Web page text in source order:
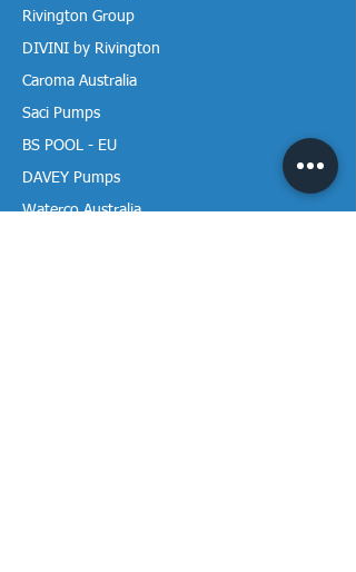
Rivington Group
DIVINI by Rivington
Caroma Australia
Saci Pumps
BS POOL - EU
DAVEY Pumps
Waterco Australia